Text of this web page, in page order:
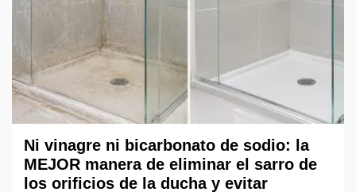
Ni vinagre ni bicarbonato de sodio: la
MEJOR manera de eliminar el sarro de
los orificios de la ducha y evitar